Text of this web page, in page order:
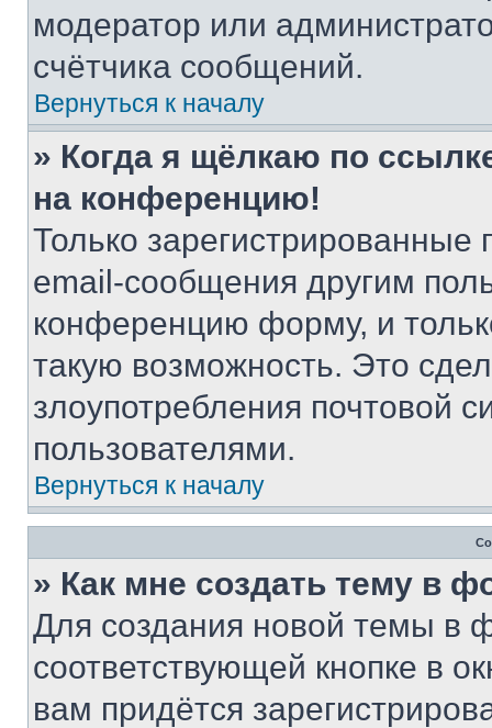
модератор или
счётчика сообщений.
Вернуться к началу
» Когда я щёлкаю по
на конференцию!
Только зарегистрированные
email-сообщения другим
конференцию форму, и
такую возможность. Это
злоупотребления почтовой
пользователями.
Вернуться к началу
» Как мне создать тему в
Для создания новой темы в
соответствующей кнопке в
вам придётся